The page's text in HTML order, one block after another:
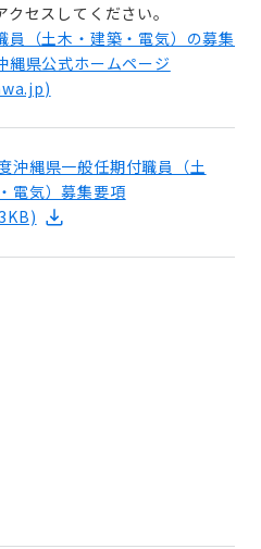
クセスしてください。
員（土木・建築・電気）の募集
縄県公式ホームページ
)
沖縄県一般任期付職員（土
電気）募集要項